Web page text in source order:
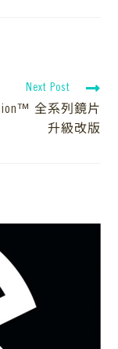
Next Post
全系列鏡片
升級改版